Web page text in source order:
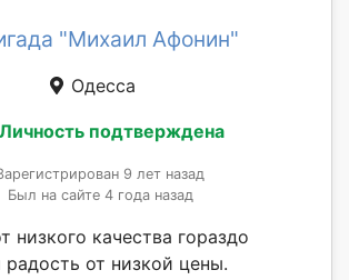
"Михаил Афонин"
Одесса
Личность подтверждена
9 лет назад
Был на сайте 4 года назад
низкого качества гораздо
от низкой цены.